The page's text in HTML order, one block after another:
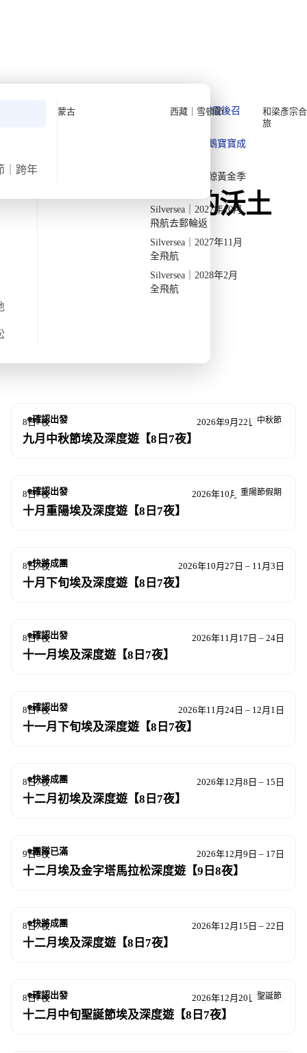
Quark 極地探險先鋒
Quark｜11月初最後召
Quark｜1月企鵝寶寶成
Quark｜3月觀鯨黃金季
Silversea｜2027年10月
飛航去郵輪返
Silversea｜2027年11月
全飛航
Silversea｜2028年2月
全飛航
和梁彥宗
旅
｜跨年
蒙古 西藏｜雪頓節
首頁 ›所有目的地
走進尼羅河饋贈的沃土
確認出發 中秋節
8日7夜 2026年9月22日 – 29日
九月中秋節埃及深度遊【8日7夜】
確認出發 重陽節假期
8日7夜 2026年10月13日 – 20日
十月重陽埃及深度遊【8日7夜】
快將成團
8日7夜 2026年10月27日 – 11月3日
十月下旬埃及深度遊【8日7夜】
確認出發
8日7夜 2026年11月17日 – 24日
十一月埃及深度遊【8日7夜】
確認出發
8日7夜 2026年11月24日 – 12月1日
十一月下旬埃及深度遊【8日7夜】
快將成團
8日7夜 2026年12月8日 – 15日
十二月初埃及深度遊【8日7夜】
團隊已滿
9日8夜 2026年12月9日 – 17日
十二月埃及金字塔馬拉松深度遊【9日8夜】
快將成團
8日7夜 2026年12月15日 – 22日
十二月埃及深度遊【8日7夜】
確認出發 聖誕節
8日7夜 2026年12月20日 – 27日
十二月中旬聖誕節埃及深度遊【8日7夜】